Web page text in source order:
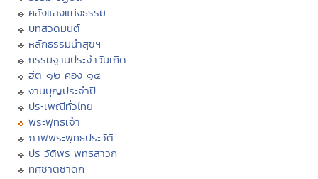
คลังแสงแห่งธรรม
บทสวดมนต์
หลักธรรมนำสุขฯ
กรรมฐานประจำวันเกิด
ฮีต ๑๒ คอง ๑๔
งานบุญประจำปี
ประเพณีทั่วไทย
พระพุทธเจ้า
ภาพพระพุทธประวัติ
ประวัติพระพุทธสาวก
ทศชาติชาดก